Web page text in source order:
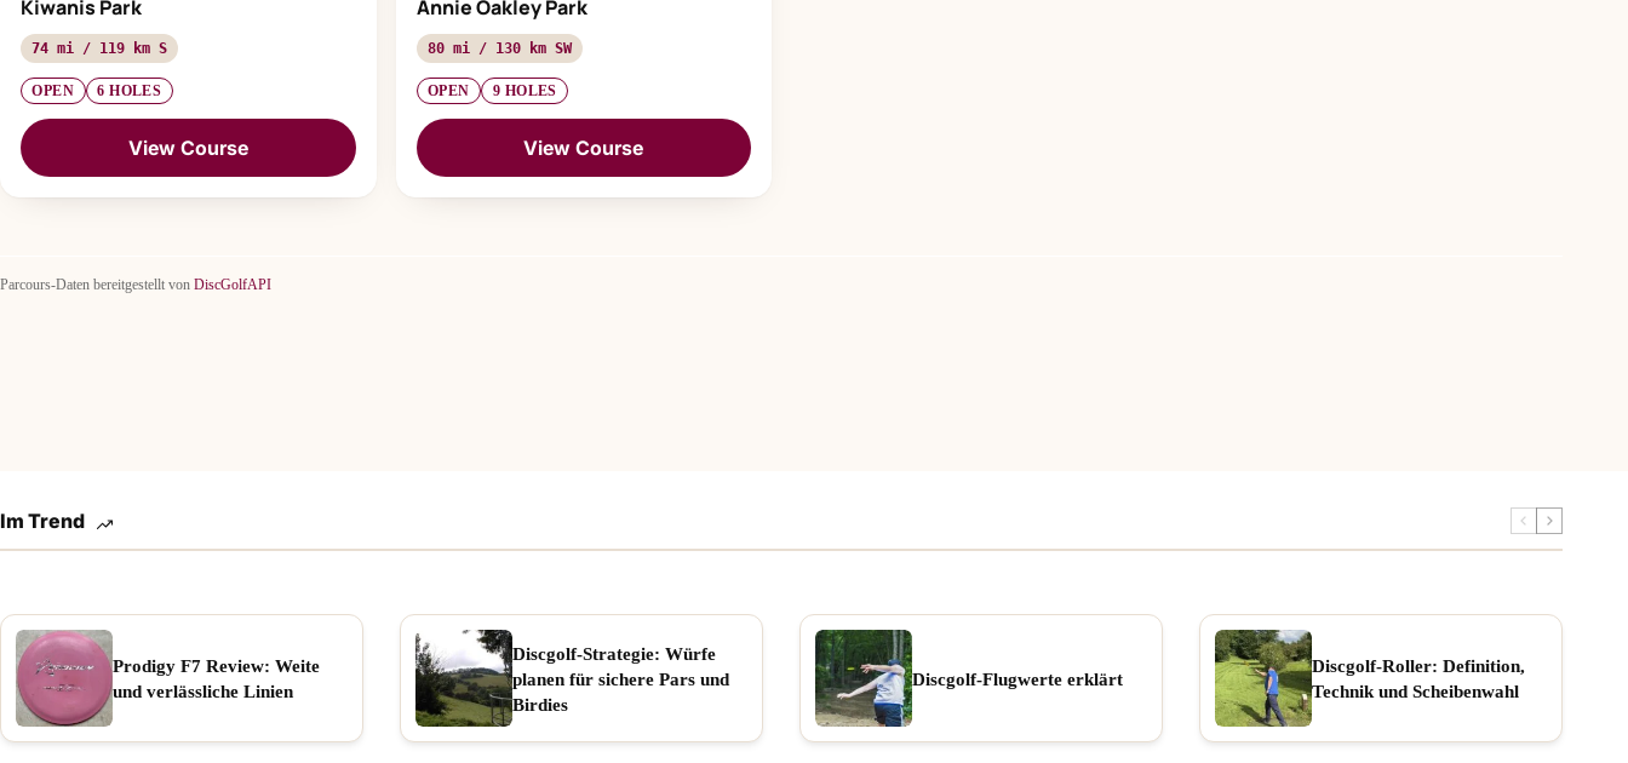
Kiwanis Park
74 mi / 119 km S
OPEN 6 HOLES
View Course
Annie Oakley Park
80 mi / 130 km SW
OPEN 9 HOLES
View Course
Parcours-Daten bereitgestellt von DiscGolfAPI
Im Trend
Prodigy F7 Review: Weite
und verlässliche Linien
Discgolf-Strategie: Würfe
planen für sichere Pars und
Birdies
Discgolf-Flugwerte erklärt
Discgolf-Roller: Definition,
Technik und Scheibenwahl